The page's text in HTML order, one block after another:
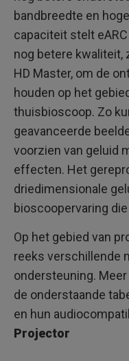
bandbreedte en
capaciteit stelt
nog betere kwaliteit,
HD Master, om de
houden op het
thuisbioscoop. Zo
geavanceerde
voorzien van geluid
effecten. Het
driedimensionale
bioscoopervaring
Op het gebied van
reeks verschillende
ondersteuning.
de onderstaande
en hun
Projector